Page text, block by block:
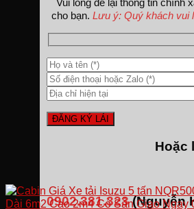
Vui lòng để lại thông tin chính
cho bạn. Lưu ý: Quý khách vui
Hoặc
0902.381.323(Nguyễn